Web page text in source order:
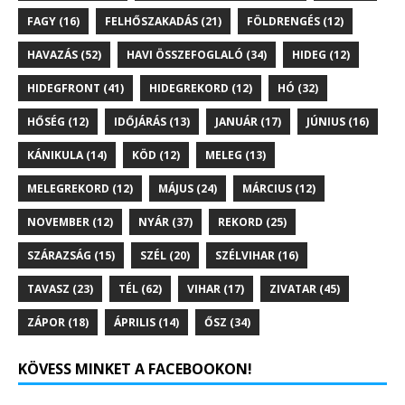
FAGY (16) FELHŐSZAKADÁS (21) FÖLDRENGÉS (12)
HAVAZÁS (52) HAVI ÖSSZEFOGLALÓ (34) HIDEG (12)
HIDEGFRONT (41) HIDEGREKORD (12) HÓ (32)
HŐSÉG (12) IDŐJÁRÁS (13) JANUÁR (17) JÚNIUS (16)
KÁNIKULA(14) KÖD (12) MELEG (13)
MELEGREKORD (12) MÁJUS (24) MÁRCIUS (12)
NOVEMBER (12) NYÁR (37) REKORD (25)
SZÁRAZSÁG (15) SZÉL (20) SZÉLVIHAR (16)
TAVASZ (23) TÉL (62) VIHAR (17) ZIVATAR (45)
ZÁPOR (18) ÁPRILIS (14) ŐSZ (34)
KÖVESS MINKET A FACEBOOKON!